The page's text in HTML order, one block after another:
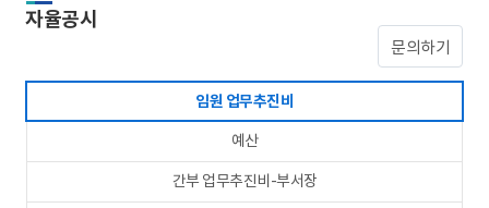
기
문의하기
자율공시
임원 업무추진비
예산
간부 업무추진비-부서장